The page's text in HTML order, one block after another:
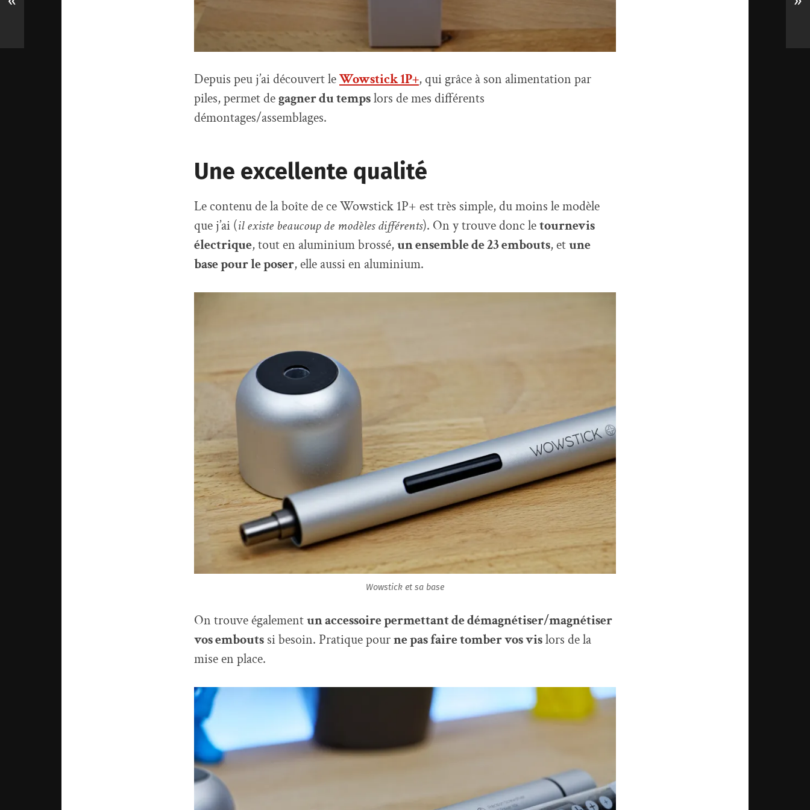
Depuis peu j’ai découvert leWowstick 1P+, qui grâce à son alimentation par
piles, permet degagner du tempslors de mes différents
démontages/assemblages.
Une excellente qualité
Le contenu de la boîte de ce Wowstick 1P+ est très simple, du moins le modèle
que j’ai (il existe beaucoup de modèles différents). On y trouve donc letournevis
électrique, tout en aluminium brossé,un ensemble de 23 embouts, etune
base pour le poser, elle aussi en aluminium.
Wowstick et sa base
On trouve égalementun accessoire permettant de démagnétiser/magnétiser
vos embouts si besoin. Pratique pourne pas faire tomber vos vislors de la
mise en place.